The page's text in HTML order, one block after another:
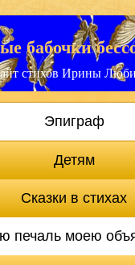
бабочки
стихов Ирины
Эпиграф
Детям
Сказки в стихах
печаль моею